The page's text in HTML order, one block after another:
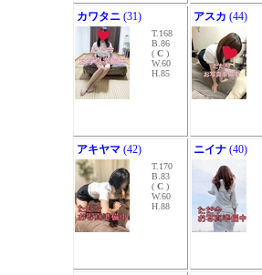
カワタニ (31)
T.168
B.86
( C )
W.60
H.85
アスカ (44)
アキヤマ (42)
T.170
B.83
( C )
W.60
H.88
ニイナ (40)